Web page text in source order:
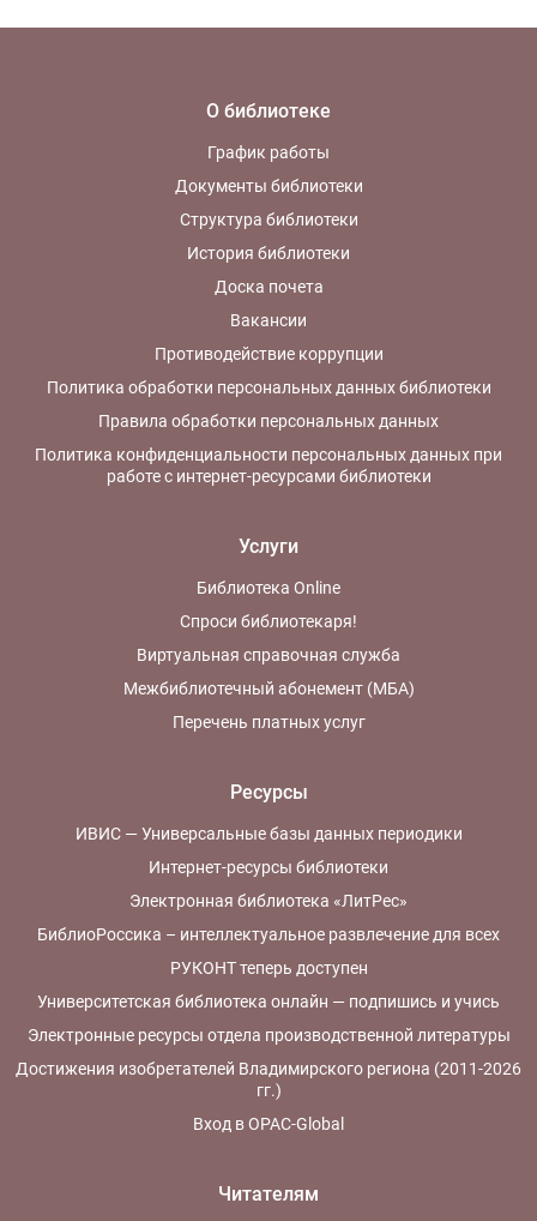
О библиотеке
График работы
Документы библиотеки
Структура библиотеки
История библиотеки
Доска почета
Вакансии
Противодействие коррупции
Политика обработки персональных данных библиотеки
Правила обработки персональных данных
Политика конфиденциальности персональных данных при
работе с интернет-ресурсами библиотеки
Услуги
Библиотека Online
Спроси библиотекаря!
Виртуальная справочная служба
Межбиблиотечный абонемент (МБА)
Перечень платных услуг
Ресурсы
ИВИС — Универсальные базы данных периодики
Интернет-ресурсы библиотеки
Электронная библиотека «ЛитРес»
БиблиоРоссика – интеллектуальное развлечение для всех
РУКОНТ теперь доступен
Университетская библиотека онлайн — подпишись и учись
Электронные ресурсы отдела производственной литературы
Достижения изобретателей Владимирского региона (2011-2026
гг.)
Вход в OPAC-Global
Читателям